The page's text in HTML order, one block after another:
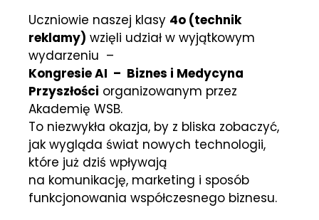
Uczniowie naszej klasy 4o (technik
reklamy) wzięli udział w wyjątkowym
wydarzeniu –
Kongresie AI – Biznes i Medycyna
Przyszłości organizowanym przez
Akademię WSB.
To niezwykła okazja, by z bliska zobaczyć,
jak wygląda świat nowych technologii,
które już dziś wpływają
na komunikację, marketing i sposób
funkcjonowania współczesnego biznesu.